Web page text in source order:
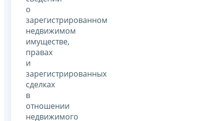
о
зарегистрированном
недвижимом
имуществе,
правах
и
зарегистрированных
сделках
в
отношении
недвижимого